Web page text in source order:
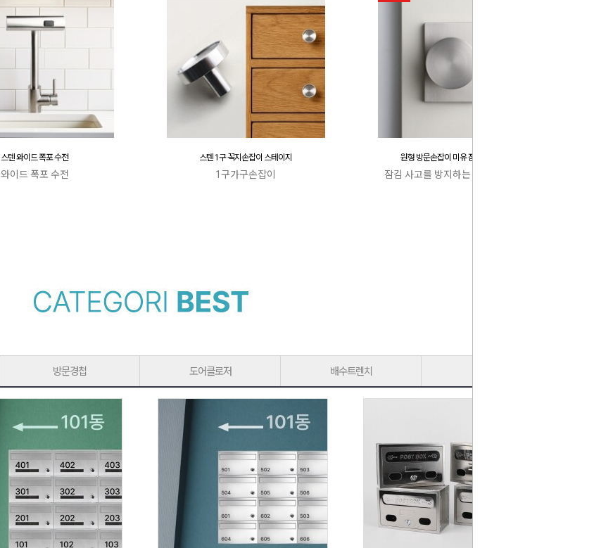
스텐 와이드 폭포 수전
와이드 폭포 수전
스텐 1구 꼭지손잡이 스테이지
1구가구손잡이
원형 방문손잡이 미유 잠김 사고 방지
잠김 사고를 방지하는 특허 캐치박스
방문경첩 도어클로저 배수트렌치